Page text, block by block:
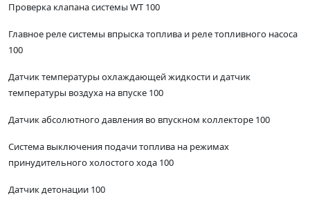
Проверка клапана системы WT 100
Главное реле системы впрыска топлива и реле топливного насоса
100
Датчик температуры охлаждающей жидкости и датчик
температуры воздуха на впуске 100
Датчик абсолютного давления во впускном коллекторе 100
Система выключения подачи топлива на режимах
принудительного холостого хода 100
Датчик детонации 100